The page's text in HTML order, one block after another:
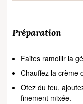
Préparation
Faites ramollir la
Chauffez la crème
Ôtez du feu,
finement mixée.